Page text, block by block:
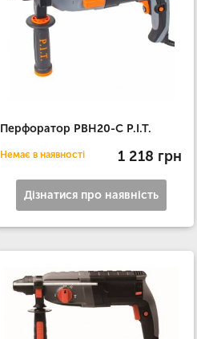
Перфоратор РВН20-C P.I.T.
Немає в наявності 1 218 грн
Дізнатися про наявність